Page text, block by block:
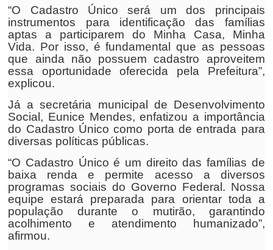
“O Cadastro Único será um dos principais
instrumentos para identificação das famílias
aptas a participarem do Minha Casa, Minha
Vida. Por isso, é fundamental que as pessoas
que ainda não possuem cadastro aproveitem
essa oportunidade oferecida pela Prefeitura”,
explicou.
Já a secretária municipal de Desenvolvimento
Social, Eunice Mendes, enfatizou a importância
do Cadastro Único como porta de entrada para
diversas políticas públicas.
“O Cadastro Único é um direito das famílias de
baixa renda e permite acesso a diversos
programas sociais do Governo Federal. Nossa
equipe estará preparada para orientar toda a
população durante o mutirão, garantindo
acolhimento e atendimento humanizado”,
afirmou.